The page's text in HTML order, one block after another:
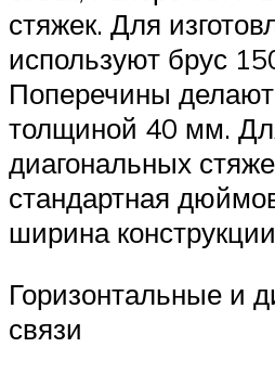
стяжек. Для
используют брус
Поперечины делают
толщиной 40 мм.
диагональных
стандартная
ширина
Горизонтальные и
связи